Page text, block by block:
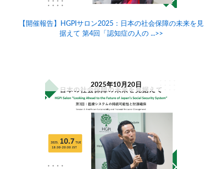
【開催報告】HGPIサロン2025：日本の社会保障の未来を見
据えて 第4回「認知症の人の ...>>
2025年10月20日